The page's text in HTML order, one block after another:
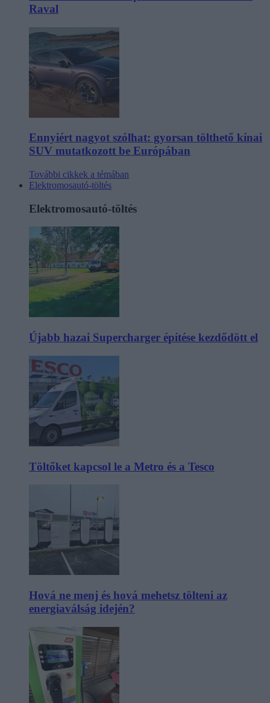
Raval
Ennyiért nagyot szólhat: gyorsan tölthető kínai
SUV mutatkozott be Európában
További cikkek a témában
Elektromosautó-töltés
Elektromosautó-töltés
Újabb hazai Supercharger építése kezdődött el
Töltőket kapcsol le a Metro és a Tesco
Hová ne menj és hová mehetsz tölteni az
energiaválság idején?